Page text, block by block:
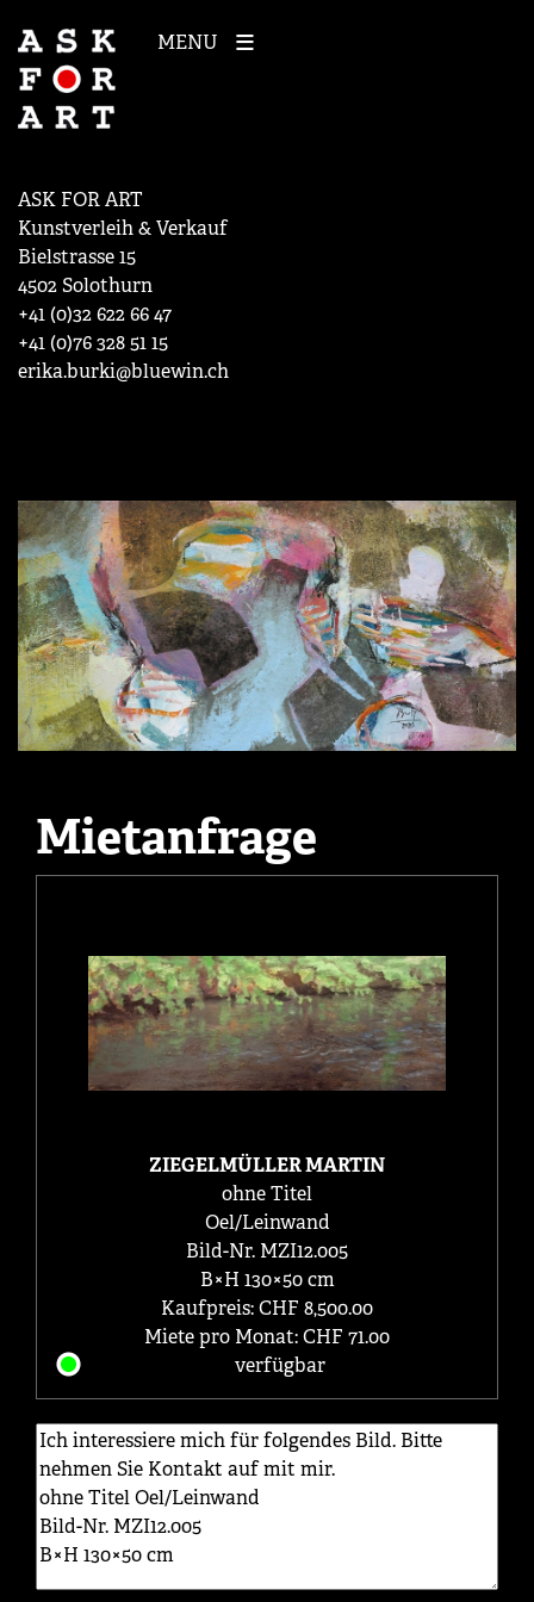
MENU
ASK FOR ART
Kunstverleih & Verkauf
Bielstrasse 15
4502 Solothurn
+41 (0)32 622 66 47
+41 (0)76 328 51 15
erika.burki@bluewin.ch
Mietanfrage
ZIEGELMÜLLER MARTIN
ohne Titel
Oel/Leinwand
Bild-Nr. MZI12.005
B×H 130×50 cm
Kaufpreis: CHF 8,500.00
Miete pro Monat: CHF 71.00
verfügbar